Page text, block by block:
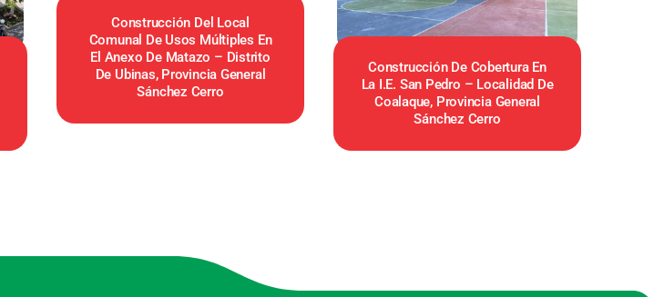
Construcción Del Local
Comunal De Usos Múltiples En
El Anexo De Matazo – Distrito
De Ubinas, Provincia General
Sánchez Cerro
Construcción De Cobertura En
La I.E. San Pedro – Localidad De
Coalaque, Provincia General
Sánchez Cerro